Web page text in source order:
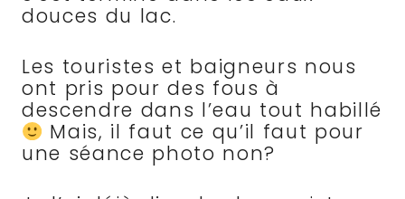
douces du lac.
Les touristes et baigneurs nous
ont pris pour des fous à
descendre dans l’eau tout habillé
Mais, il faut ce qu’il faut pour
une séance photo non?